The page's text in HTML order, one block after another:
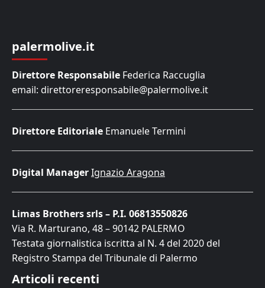
palermolive.it
Direttore Responsabile Federica Raccuglia
email: direttoreresponsabile@palermolive.it
Direttore Editoriale Emanuele Termini
Digital ManagerIgnazio Aragona
Limas Brothers srls – P.I. 06813550826
Via R. Marturano, 48 – 90142 PALERMO
Testata giornalistica iscritta al N. 4 del 2020 del
Registro Stampa del Tribunale di Palermo
Articoli recenti